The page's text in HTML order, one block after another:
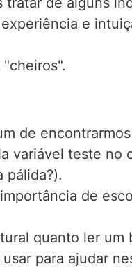
e
de
variável teste no
pálida?).
de
quanto ler um
para ajudar